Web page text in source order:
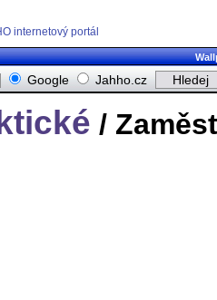
internetový portál
Google Jahho.cz
/